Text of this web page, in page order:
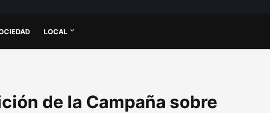
LOCAL
de la Campaña sobre